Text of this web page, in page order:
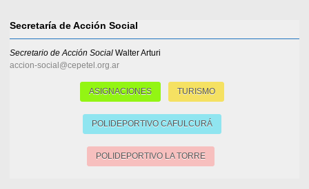
Secretaría de Acción Social
Secretario de Acción Social Walter Arturi
accion-social@cepetel.org.ar
ASIGNACIONES TURISMO
POLIDEPORTIVO CAFULCURÁ
POLIDEPORTIVO LA TORRE